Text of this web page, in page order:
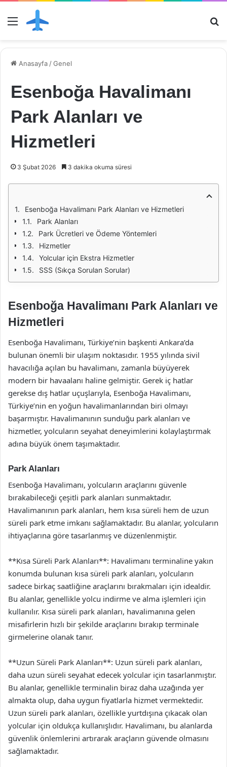
Menü
Anasayfa /Genel
Esenboğa Havalimanı
Park Alanları ve
Hizmetleri
3 Şubat 2026 3 dakika okuma süresi
Esenboğa Havalimanı Park Alanları ve Hizmetleri
Park Alanları
Park Ücretleri ve Ödeme Yöntemleri
Hizmetler
Yolcular için Ekstra Hizmetler
SSS (Sıkça Sorulan Sorular)
Esenboğa Havalimanı Park Alanları ve
Hizmetleri
Esenboğa Havalimanı, Türkiye’nin başkenti Ankara’da
bulunan önemli bir ulaşım noktasıdır. 1955 yılında sivil
havacılığa açılan bu havalimanı, zamanla büyüyerek
modern bir havaalanı haline gelmiştir. Gerek iç hatlar
gerekse dış hatlar uçuşlarıyla, Esenboğa Havalimanı,
Türkiye’nin en yoğun havalimanlarından biri olmayı
başarmıştır. Havalimanının sunduğu park alanları ve
hizmetler, yolcuların seyahat deneyimlerini kolaylaştırmak
adına büyük önem taşımaktadır.
Park Alanları
Esenboğa Havalimanı, yolcuların araçlarını güvenle
bırakabileceği çeşitli park alanları sunmaktadır.
Havalimanının park alanları, hem kısa süreli hem de uzun
süreli park etme imkanı sağlamaktadır. Bu alanlar, yolcuların
ihtiyaçlarına göre tasarlanmış ve düzenlenmiştir.
**Kısa Süreli Park Alanları**: Havalimanı terminaline yakın
konumda bulunan kısa süreli park alanları, yolcuların
sadece birkaç saatliğine araçlarını bırakmaları için idealdir.
Bu alanlar, genellikle yolcu indirme ve alma işlemleri için
kullanılır. Kısa süreli park alanları, havalimanına gelen
misafirlerin hızlı bir şekilde araçlarını bırakıp terminale
girmelerine olanak tanır.
**Uzun Süreli Park Alanları**: Uzun süreli park alanları,
daha uzun süreli seyahat edecek yolcular için tasarlanmıştır.
Bu alanlar, genellikle terminalin biraz daha uzağında yer
almakta olup, daha uygun fiyatlarla hizmet vermektedir.
Uzun süreli park alanları, özellikle yurtdışına çıkacak olan
yolcular için oldukça kullanışlıdır. Havalimanı, bu alanlarda
güvenlik önlemlerini artırarak araçların güvende olmasını
sağlamaktadır.